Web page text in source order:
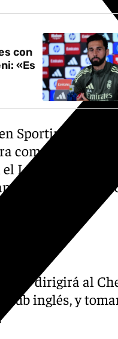
con
«Es
Sporting de
como primer
el Leiria, Oporto,
United,
Benfica.
dirigirá al
club inglés, y